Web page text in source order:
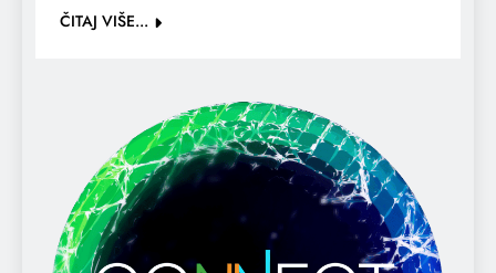
ČITAJ VIŠE...